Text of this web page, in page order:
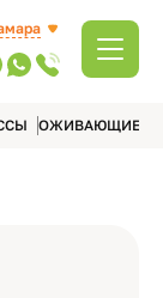
ОЖИВАЮЩИЕ